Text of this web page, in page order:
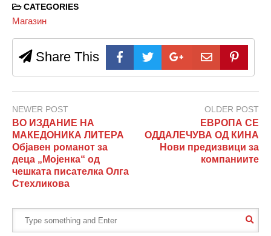
CATEGORIES
Магазин
Share This
NEWER POST
ВО ИЗДАНИЕ НА
МАКЕДОНИКА ЛИТЕРА
Објавен романот за
деца „Мојенка“ од
чешката писателка Олга
Стехликова
OLDER POST
ЕВРОПА СЕ
ОДДАЛЕЧУВА ОД КИНА
Нови предизвици за
компаниите